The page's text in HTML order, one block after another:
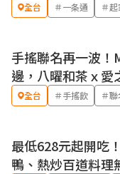
全台 ＃一条通 ＃
手搖聯名再一波！
邊，八曜和茶ｘ愛
全台 ＃手搖飲 ＃聯
最低628元起開吃
鴨、熱炒百道料理